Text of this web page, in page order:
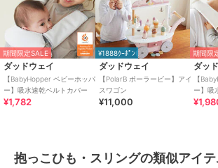
す。
2.ショートストラップとロングストラップを図
3.固定用フラップを腰ベルトに取り付けます。
4.赤ちゃんの足をケープ内に入れて風漏れを防い
照。
5.電池ボックスのH/L/OFFスイッチにてH（強）
みに合わせて調整してください。
付けます。
期間限定SALE
ダッドウェイ
【BabyHopper ベビーホッパ
ー】吸水速乾ベルトカバー
¥1,782
¥1888ｸｰﾎﾟﾝ
ダッドウェイ
【PolarB ポーラービー】アイ
スワゴン
¥11,000
期間限
ダッ
【
ー】吸
抱っこひも・スリングの類似アイテ